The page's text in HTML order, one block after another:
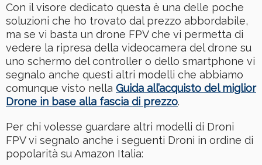
Con il visore dedicato questa è una delle poche
soluzioni che ho trovato dal prezzo abbordabile,
ma se vi basta un drone FPV che vi permetta di
vedere la ripresa della videocamera del drone su
uno schermo del controller o dello smartphone vi
segnalo anche questi altri modelli che abbiamo
comunque visto nella Guida all’acquisto del miglior
Drone in base alla fascia di prezzo.
Per chi volesse guardare altri modelli di Droni
FPV vi segnalo anche i seguenti Droni in ordine di
popolarità su Amazon Italia: